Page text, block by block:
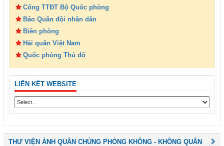
Cổng TTĐT Bộ Quốc phòng
Báo Quân đội nhân dân
Biên phòng
Hải quân Việt Nam
Quốc phòng Thủ đô
LIÊN KẾT WEBSITE
THƯ VIỆN ẢNH QUÂN CHỦNG PHÒNG KHÔNG - KHÔNG QUÂN